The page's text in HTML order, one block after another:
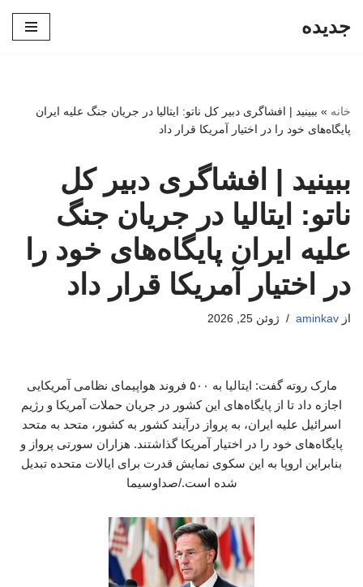
جدیده
خانه » ببینید | افشاگری دبیر کل ناتو: ایتالیا در جریان جنگ علیه ایران
پایگاه‌های خود را در اختیار آمریکا قرار داد
ببینید | افشاگری دبیر کل
ناتو: ایتالیا در جریان جنگ
علیه ایران پایگاه‌های خود را
در اختیار آمریکا قرار داد
از aminkav ژوئن 25, 2026
مارک روته گفت: ایتالیا به ۵۰۰ فروند هواپیمای نظامی آمریکایی
اجازه داد تا از پایگاه‌های این کشور در جریان حملات آمریکا و رژیم
اسرائیل علیه ایران، به پرواز درآیند کشور به کشور، متحد به متحد
پایگاه‌های خود را در اختیار آمریکا گذاشتند. هزاران سورتی پرواز و
بنابراین اروپا به این سکوی نمایش قدرت برای ایالات متحده تبدیل
شده است./صداوسیما